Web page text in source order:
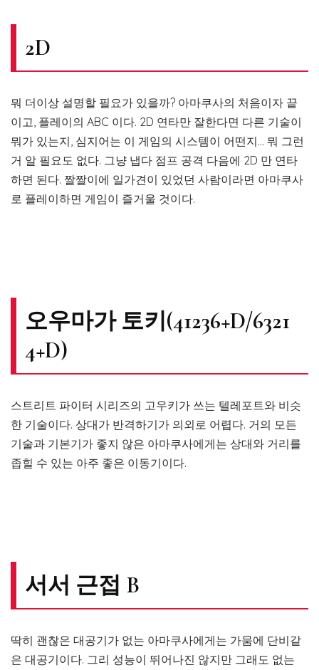
2D
뭐 더이상 설명할 필요가 있을까? 아마쿠사의 처음이자 끝
이고, 플레이의 ABC 이다. 2D 연타만 잘한다면 다른 기술이
뭐가 있는지, 심지어는 이 게임의 시스템이 어떤지… 뭐 그런
거 알 필요도 없다. 그냥 냅다 점프 공격 다음에 2D 만 연타
하면 된다. 짤짤이에 일가견이 있었던 사람이라면 아마쿠사
로 플레이하면 게임이 즐거울 것이다.
오우마가 토키(41236+D/6321
4+D)
스트리트 파이터 시리즈의 고우키가 쓰는 텔레포트와 비슷
한 기술이다. 상대가 반격하기가 의외로 어렵다. 거의 모든
기술과 기본기가 좋지 않은 아마쿠사에게는 상대와 거리를
좁힐 수 있는 아주 좋은 이동기이다.
서서 근접 B
딱히 괜찮은 대공기가 없는 아마쿠사에게는 가뭄에 단비같
은 대공기이다. 그리 성능이 뛰어나진 않지만 그래도 없는